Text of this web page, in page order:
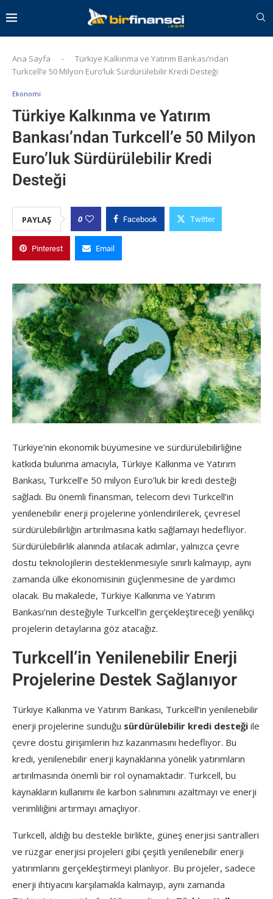
Ana Sayfa -
Türkiye Kalkınma ve Yatırım Bankası’ndan
Turkcell’e 50 Milyon Euro’luk Sürdürülebilir Kredi Desteği
Ekonomi
Türkiye Kalkınma ve Yatırım
Bankası’ndan Turkcell’e 50 Milyon
Euro’luk Sürdürülebilir Kredi
Desteği
PAYLAŞ 0 Facebook Twitter
Pinterest Email
Türkiye’nin ekonomik büyümesine ve sürdürülebilirliğine
katkıda bulunma amacıyla, Türkiye Kalkınma ve Yatırım
Bankası, Turkcell’e 50 milyon Euro’luk bir kredi desteği
sağladı. Bu önemli finansman, telecom devi Turkcell’in
yenilenebilir enerji projelerine yönlendirilerek, çevresel
sürdürülebilirliğin artırılmasına katkı sağlamayı hedefliyor.
Sürdürülebilirlik alanında atılacak adımlar, yalnızca çevre
dostu teknolojilerin desteklenmesiyle sınırlı kalmayıp, aynı
zamanda ülke ekonomisinin güçlenmesine de yardımcı
olacak. Bu makalede, Türkiye Kalkınma ve Yatırım
Bankası’nın desteğiyle Turkcell’in gerçekleştireceği yenilikçi
projelerin detaylarına göz atacağız.
Turkcell’in Yenilenebilir Enerji
Projelerine Destek Sağlanıyor
Türkiye Kalkınma ve Yatırım Bankası, Turkcell’in yenilenebilir
enerji projelerine sunduğu sürdürülebilir kredi desteği ile
çevre dostu girişimlerin hız kazanmasını hedefliyor. Bu
kredi, yenilenebilir enerji kaynaklarına yönelik yatırımların
artırılmasında önemli bir rol oynamaktadır. Turkcell, bu
kaynakların kullanımı ile karbon salınımını azaltmayı ve enerji
verimliliğini artırmayı amaçlıyor.
Turkcell, aldığı bu destekle birlikte, güneş enerjisi santralleri
ve rüzgar enerjisi projeleri gibi çeşitli yenilenebilir enerji
yatırımlarını gerçekleştirmeyi planlıyor. Bu projeler, sadece
enerji ihtiyacını karşılamakla kalmayıp, aynı zamanda